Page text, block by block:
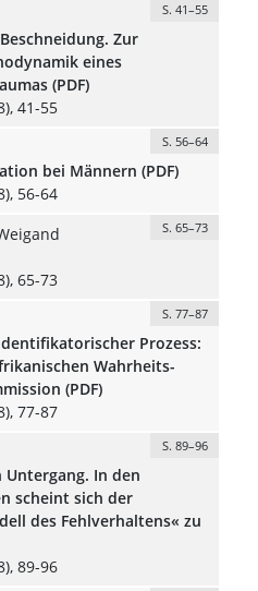
S. 41–55
Zur
eines
(PDF)
41-55
S. 56–64
bei Männern (PDF)
56-64
S. 65–73
65-73
S. 77–87
Prozess:
Wahrheits-
(PDF)
77-87
S. 89–96
In den
scheint sich der
des Fehlverhaltens« zu
89-96